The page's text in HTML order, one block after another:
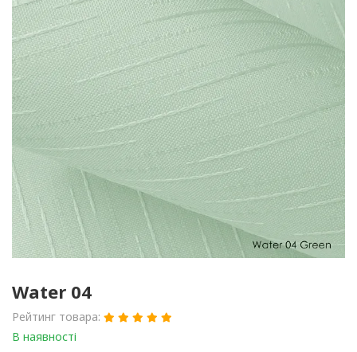
Water 04
Рейтинг товара:
В наявності